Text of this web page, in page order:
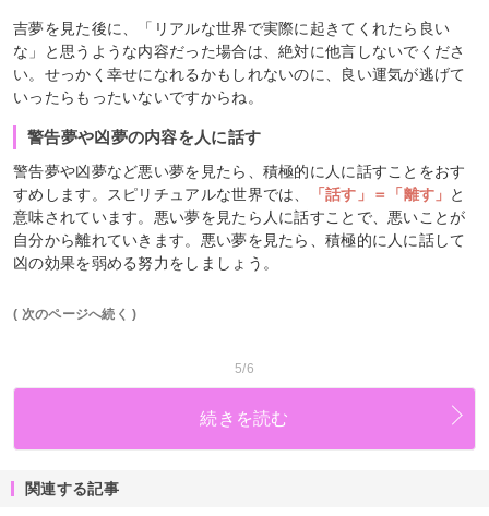
吉夢を見た後に、「リアルな世界で実際に起きてくれたら良い
な」と思うような内容だった場合は、絶対に他言しないでくださ
い。せっかく幸せになれるかもしれないのに、良い運気が逃げて
いったらもったいないですからね。
警告夢や凶夢の内容を人に話す
警告夢や凶夢など悪い夢を見たら、積極的に人に話すことをおす
すめします。スピリチュアルな世界では、
「話す」＝「離す」 と
意味されています。悪い夢を見たら人に話すことで、悪いことが
自分から離れていきます。悪い夢を見たら、積極的に人に話して
凶の効果を弱める努力をしましょう。
( 次のページへ続く )
5/6
続きを読む
関連する記事